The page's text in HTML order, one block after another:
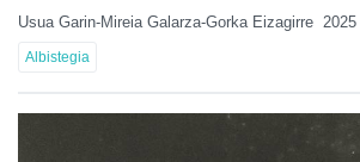
Usua Garin-Mireia Galarza-Gorka Eizagirre
Albistegia